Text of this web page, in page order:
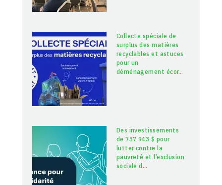
Collecte spéciale de
surplus des matières
recyclables et astuces
pour un
déménagement écor…
Des investissements
de 737 943 $ pour
lutter contre la
pauvreté et l’exclusion
sociale d…